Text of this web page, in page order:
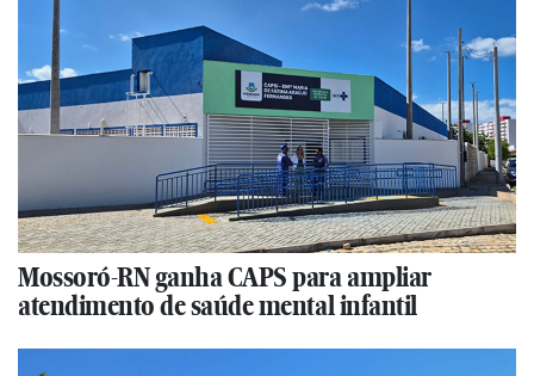
Mossoró-RN ganha CAPS para ampliar
atendimento de saúde mental infantil